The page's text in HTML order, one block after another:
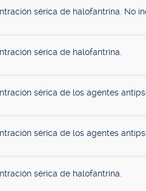
sérica de halofantrina. No
sérica de halofantrina.
sérica de los agentes
sérica de los agentes
sérica de halofantrina.